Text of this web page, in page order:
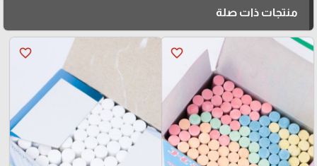
منتجات ذات صلة
favorite_border
favorite_border